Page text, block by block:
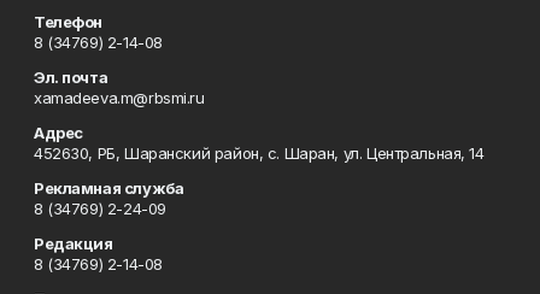
Телефон
8 (34769) 2-14-08
Эл. почта
xamadeeva.m@rbsmi.ru
Адрес
452630, РБ, Шаранский район, с. Шаран, ул. Центральная, 14
Рекламная служба
8 (34769) 2-24-09
Редакция
8 (34769) 2-14-08